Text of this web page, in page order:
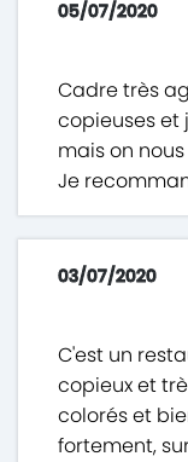
05/07/2020
Cadre très
copieuses et
mais on
Je
03/07/2020
C'est un
copieux et
colorés et
fortement,